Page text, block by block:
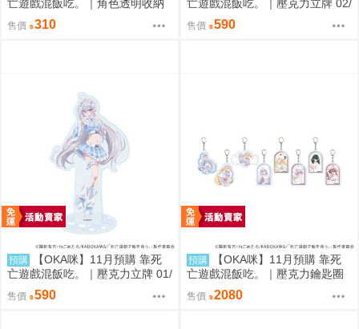
亡遊戲混飯吃。｜角色透明收納
夾 01/ (新繪插畫) (幽鬼)
售價 310
亡遊戲混飯吃。｜壓克力立牌 02/
A(新繪插畫) (御城)
售價 590
預購
【OKA咪】11月預購 靠死
亡遊戲混飯吃。｜壓克力立牌 01/
A(新繪插畫) (幽鬼)
售價 590
預購
【OKA咪】11月預購 靠死
亡遊戲混飯吃。｜壓克力鑰匙圈
02/全套組(全8種)(官方&新繪插
畫)
售價 2080